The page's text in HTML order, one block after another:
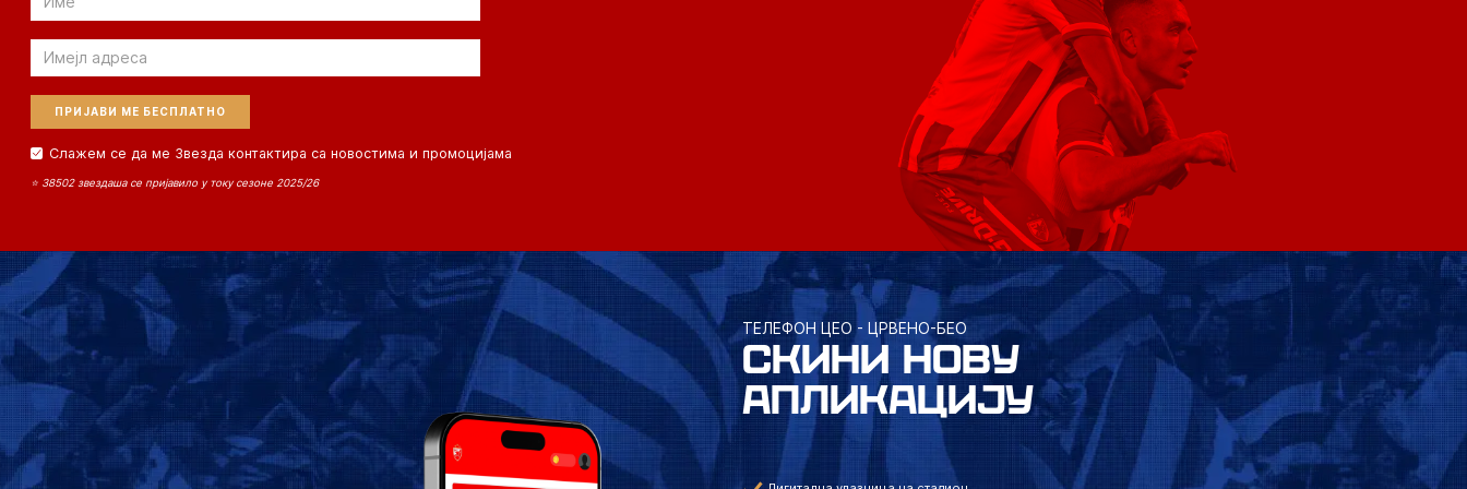
Email
Слажем се да ме Звезда контактира са новостима и промоцијама
⭐ 38502 звездаша се пријавило у току сезоне 2025/26
ТЕЛЕФОН ЦЕО - ЦРВЕНО-БЕО
СКИНИ НОВУ
АПЛИКАЦИЈУ